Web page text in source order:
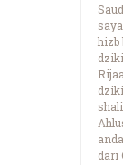
hizb
dari